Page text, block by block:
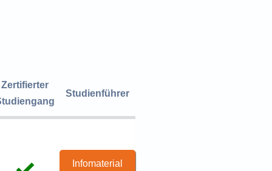
Zertifierter
Studienführer
Infomaterial